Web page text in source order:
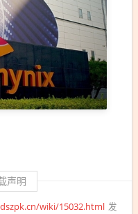
声明
wiki/15032.html 发